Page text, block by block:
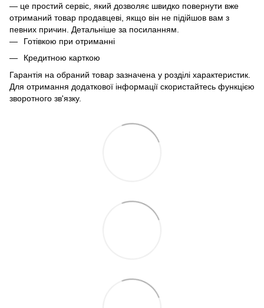
— це простий сервіс, який дозволяє швидко повернути вже
отриманий товар продавцеві, якщо він не підійшов вам з
певних причин. Детальніше за посиланням
Готівкою при отриманні
Кредитною карткою
Гарантія на обраний товар зазначена у розділі характеристик.
Для отримання додаткової інформації скористайтесь функцією
зворотного зв'язку.